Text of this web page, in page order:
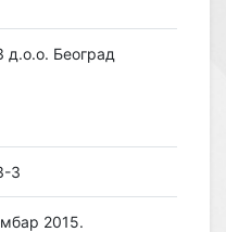
Београд
3
2015.